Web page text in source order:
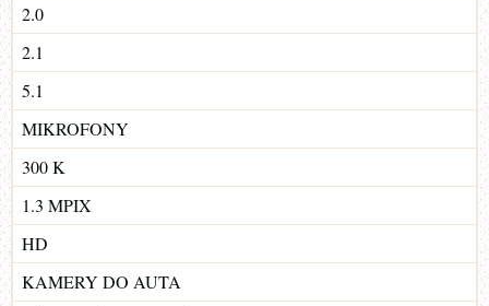
2.0
2.1
5.1
MIKROFONY
300 K
1.3 MPIX
HD
KAMERY DO AUTA